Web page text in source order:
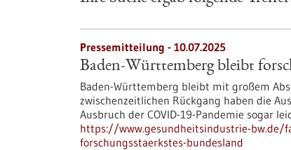
Pressemitteilung - 10.07.2025
Baden-Württemberg bleibt
Baden-Württemberg bleibt mit großem
zwischenzeitlichen Rückgang haben die
Ausbruch der COVID-19-Pandemie sogar
https://www.gesundheitsindustrie-
forschungsstaerkstes-bundesland